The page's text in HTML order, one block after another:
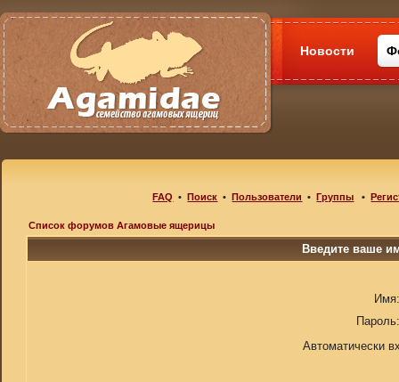
Новости
FAQ •Поиск •Пользователи •Группы •
Список форумов Агамовые ящерицы
Введите ваше
Имя:
Пароль:
Автоматически